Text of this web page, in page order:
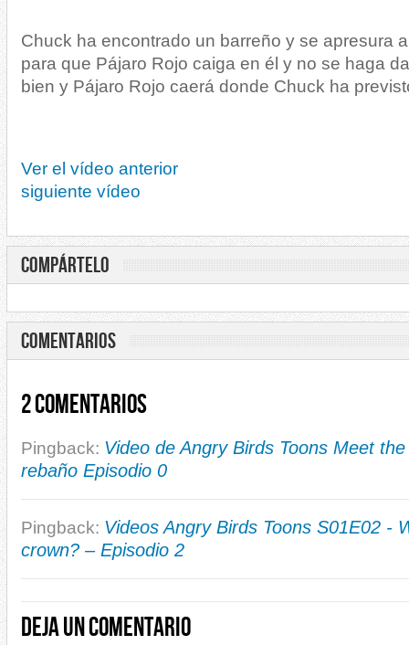
Chuck ha encontrado un barreño y se apresura
para que Pájaro Rojo caiga en él y no se haga
bien y Pájaro Rojo caerá donde Chuck ha
Ver el vídeo anterior
siguiente vídeo
COMPÁRTELO
COMENTARIOS
2 Comentarios
Pingback: Video de Angry Birds Toons Meet
rebaño Episodio 0
Pingback: Videos Angry Birds Toons S01E02 -
crown? – Episodio 2
Deja un comentario